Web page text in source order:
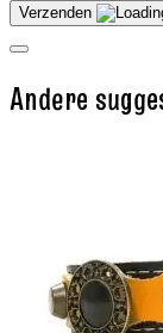
Verzenden
Andere